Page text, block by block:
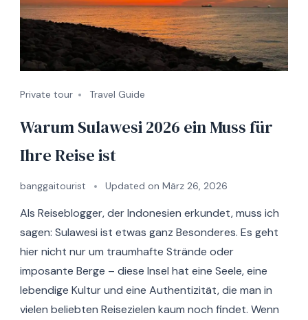
Private tour Travel Guide
Warum Sulawesi 2026 ein Muss für
Ihre Reise ist
banggaitourist Updated on März 26, 2026
Als Reiseblogger, der Indonesien erkundet, muss ich
sagen: Sulawesi ist etwas ganz Besonderes. Es geht
hier nicht nur um traumhafte Strände oder
imposante Berge – diese Insel hat eine Seele, eine
lebendige Kultur und eine Authentizität, die man in
vielen beliebten Reisezielen kaum noch findet. Wenn